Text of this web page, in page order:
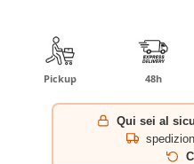
Pickup 48h
Qui sei al